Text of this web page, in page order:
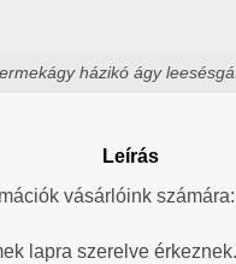
házikó ágy
Leírás
vásárlóink számára:
lapra szerelve érkeznek.